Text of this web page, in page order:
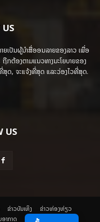
ຍເປັນຜູ້ນຳສື່ອອນລາຍຂອງລາວ ເພື່ອ
ກຕ້ອງຕາມແນວທາງນະໂຍບາຍຂອງ
ດ, ຈະແຈ້ງທີ່ສຸດ ແລະວ່ອງໄວທີ່ສຸດ.
US
​ຂ່າວບັນເທິງ
​ຂ່າວທ່ອງທ່ຽວ
າກາດ